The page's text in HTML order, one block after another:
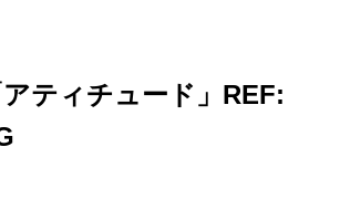
ティチュード」REF: